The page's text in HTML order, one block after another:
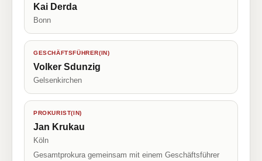
Kai Derda
Bonn
GESCHÄFTSFÜHRER(IN)
Volker Sdunzig
Gelsenkirchen
PROKURIST(IN)
Jan Krukau
Köln
Gesamtprokura gemeinsam mit einem Geschäftsführer